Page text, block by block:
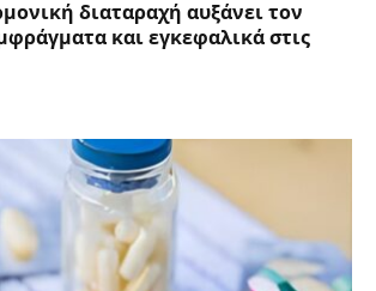
διαταραχή αυξάνει τον
και εγκεφαλικά στις